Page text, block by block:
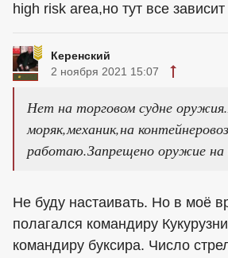
high risk area,но тут все
Керенский
2 ноября 2021 15:07
Нет на торговом судне
моряк,механик,на
работаю.Запрещено оружие на
Не буду настаивать. Но в моё
полагался командиру
командиру буксира. Число